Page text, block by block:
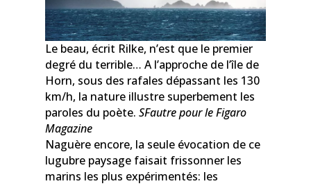
Le beau, écrit Rilke, n’est que le premier
degré du terrible… A l’approche de l’île de
Horn, sous des rafales dépassant les 130
km/h, la nature illustre superbement les
paroles du poète. SFautre pour le Figaro
Magazine
Naguère encore, la seule évocation de ce
lugubre paysage faisait frissonner les
marins les plus expérimentés: les